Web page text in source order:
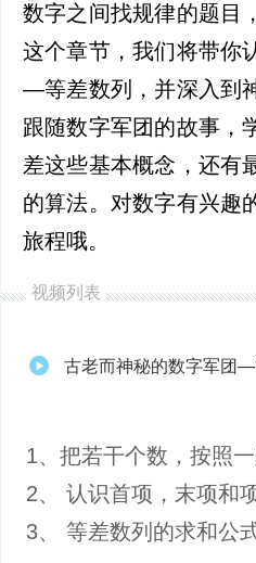
数字之间找规律的题目
这个章节，我们将带你
—等差数列，并深入到
跟随数字军团的故事，
差这些基本概念，还有
的算法。对数字有兴趣
旅程哦。
视频列表
古老而神秘的数字军团
1、把若干个数，按照
2、 认识首项，末项和
3、 等差数列的求和公